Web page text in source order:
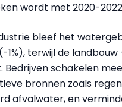
wordt met 2020-
bleef het
1%), terwijl de landbouw
Bedrijven schakelen
bronnen zoals
afvalwater, en